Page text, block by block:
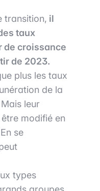
transition, il
taux
de croissance
de 2023.
plus les taux
de la
leur
modifié en
se
types